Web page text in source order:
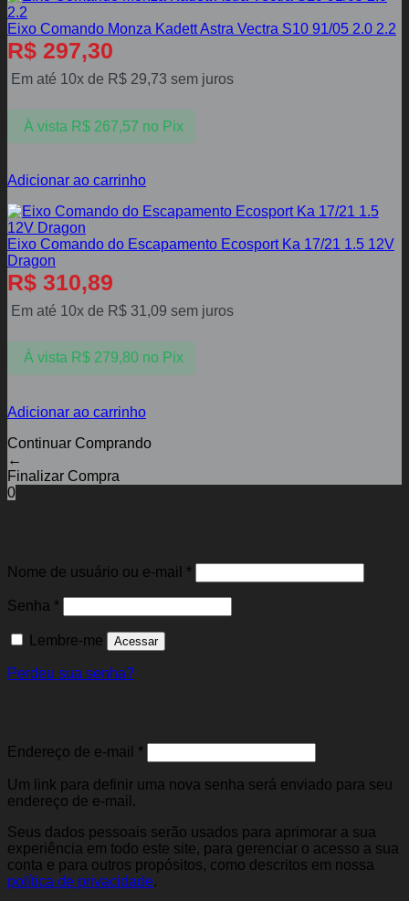
Eixo Comando Monza Kadett Astra Vectra S10 91/05 2.0 2.2
R$ 297,30
Em até 10x de R$ 29,73 sem juros
À vista R$267,57 no Pix
Adicionar ao carrinho
Eixo Comando do Escapamento Ecosport Ka 17/21 1.5 12V
Dragon
R$ 310,89
Em até 10x de R$ 31,09 sem juros
À vista R$279,80 no Pix
Adicionar ao carrinho
Continuar Comprando
←
Finalizar Compra
0
Nome de usuário ou e-mail *Obrigatório
Senha *Obrigatório
Lembre-me Acessar
Perdeu sua senha?
Endereço de e-mail *Obrigatório
Um link para definir uma nova senha será enviado para seu
endereço de e-mail.
Seus dados pessoais serão usados para aprimorar a sua
experiência em todo este site, para gerenciar o acesso a sua
conta e para outros propósitos, como descritos em nossa
política de privacidade.